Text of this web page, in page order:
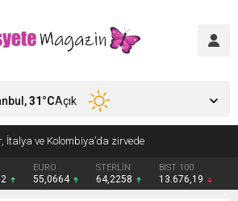
EURO
55,0664
STERLİN
64,2258
BIST 100
13.676,19
31°CAçık